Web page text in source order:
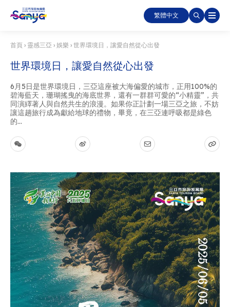
繁體中文
首頁 › 靈感三亞 › 娛樂 › 世界環境日，讓愛自然從心出發
世界環境日，讓愛自然從心出發
6月5日是世界環境日，三亞這座被大海偏愛的城市，正用100%的
碧海藍天，珊瑚搖曳的海底世界，還有一群群可愛的“小精靈”，共
同演繹著人與自然共生的浪漫。如果你正計劃一場三亞之旅，不妨
讓這趟旅行成為獻給地球的禮物，畢竟，在三亞連呼吸都是綠色
的...